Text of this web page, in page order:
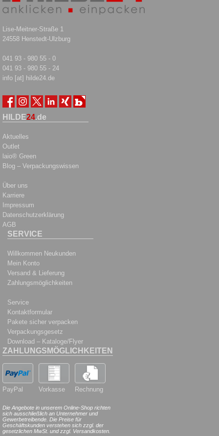
Lise-Meitner-Straße 1
24558 Henstedt-Ulzburg
041 93 - 980 55 - 0
041 93 - 980 55 - 24
info [at] hilde24.de
HILDE24.de
Aktuelles
Outlet
laio® Green
Blog – Verpackungswissen
Über uns
Karriere
Impressum
Datenschutzerklärung
AGB
SERVICE
Willkommen Neukunden
Mein Konto
Versand & Lieferung
Zahlungsmöglichkeiten
Service
Kontaktformular
Pakete sicher verpacken
Verpackungsgesetz
Download – Kataloge/Flyer
ZAHLUNGSMÖGLICHKEITEN
PayPal Vorkasse Rechnung
Die Angebote in unserem Online-Shop richten
sich ausschließlich an Unternehmer und
Gewerbetreibende. Die Preise für
Geschäftskunden verstehen sich zzgl. der
gesetzlichen MwSt. und zzgl. Versandkosten.